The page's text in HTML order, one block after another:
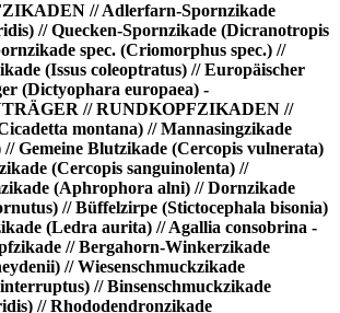
// Adlerfarn-Spornzikade
// Quecken-Spornzikade (Dicranotropis
spec. (Criomorphus spec.) //
(Issus coleoptratus) // Europäischer
(Dictyophara europaea) -
// RUNDKOPFZIKADEN //
montana) // Mannasingzikade
Gemeine Blutzikade (Cercopis vulnerata)
(Cercopis sanguinolenta) //
(Aphrophora alni) // Dornzikade
// Büffelzirpe (Stictocephala bisonia)
(Ledra aurita) // Agallia consobrina -
// Bergahorn-Winkerzikade
// Wiesenschmuckzikade
// Binsenschmuckzikade
// Rhododendronzikade